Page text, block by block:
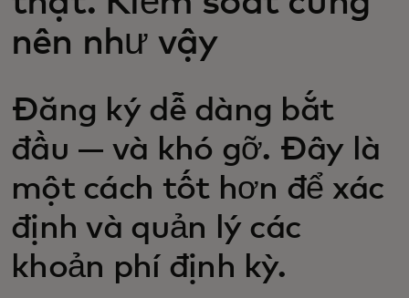
nên như vậy
Đăng ký dễ dàng bắt
đầu — và khó gỡ. Đây là
một cách tốt hơn để xác
định và quản lý các
khoản phí định kỳ.